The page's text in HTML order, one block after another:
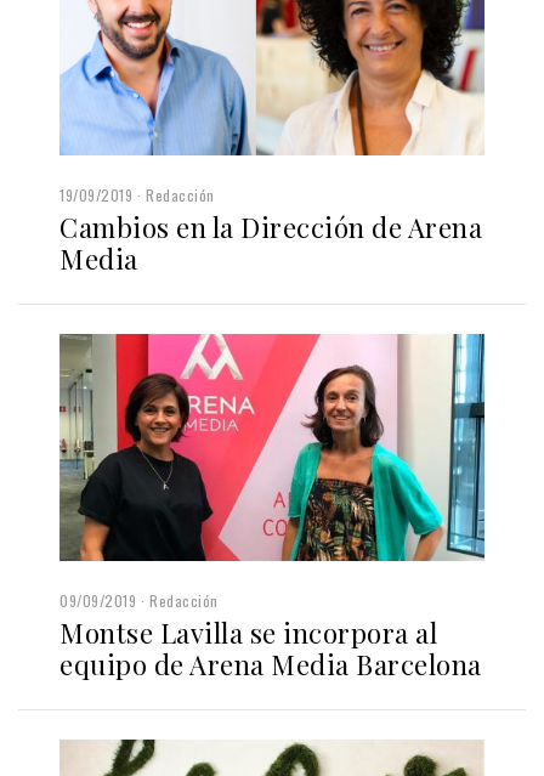
19/09/2019 Redacción
Cambios en la Dirección de Arena
Media
09/09/2019 Redacción
Montse Lavilla se incorpora al
equipo de Arena Media Barcelona